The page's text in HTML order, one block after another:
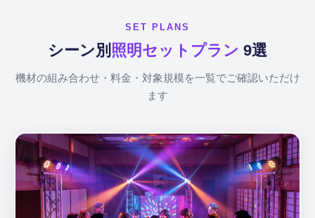
SET PLANS
シーン別 照明セットプラン 9選
機材の組み合わせ・料金・対象規模を一覧でご確認いただけ
ます